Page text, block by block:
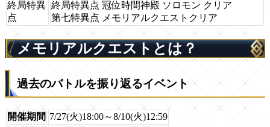
終局特異
点
終局特異点 冠位時間神殿 ソロモン クリア
第七特異点 メモリアルクエストクリア
メモリアルクエストとは？
過去のバトルを振り返るイベント
開催期間 7/27(火)18:00～8/10(火)12:59